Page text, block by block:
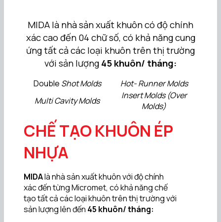
MIDA là nhà sản xuất khuôn có độ chính
xác cao đến 04 chữ số, có khả năng cung
ứng tất cả các loại khuôn trên thị trường
với sản lượng45 khuôn/ tháng:
Double Shot Molds
Hot- Runner Molds
Multi Cavity Molds
Insert Molds (Over
Molds)
CHẾ TẠO KHUÔN ÉP
NHỰA
MIDAlà nhà sản xuất khuôn với độ chính
xác đến từng Micromet, có khả năng chế
tạo tất cả các loại khuôn trên thị trường với
sản lượng lên đến 45 khuôn/ tháng: